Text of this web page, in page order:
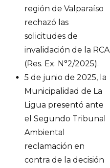
región de Valparaíso
rechazó las
solicitudes de
invalidación de la RCA
(Res. Ex. N°2/2025).
5 de junio de 2025, la
Municipalidad de La
Ligua presentó ante
el Segundo Tribunal
Ambiental
reclamación en
contra de la decisión